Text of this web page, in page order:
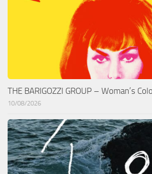
THE BARIGOZZI GROUP – Woman’s
10/08/2026